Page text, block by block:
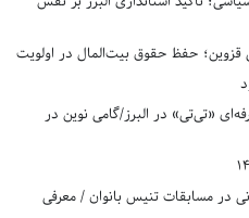
حفظ حقوق بیت‌المال در اولویت
«تی‌تی» در البرز/گامی نوین در
در مسابقات تنیس بانوان / معرفی